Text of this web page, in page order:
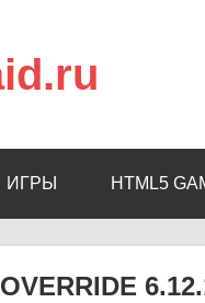
ИГРЫ HTML5